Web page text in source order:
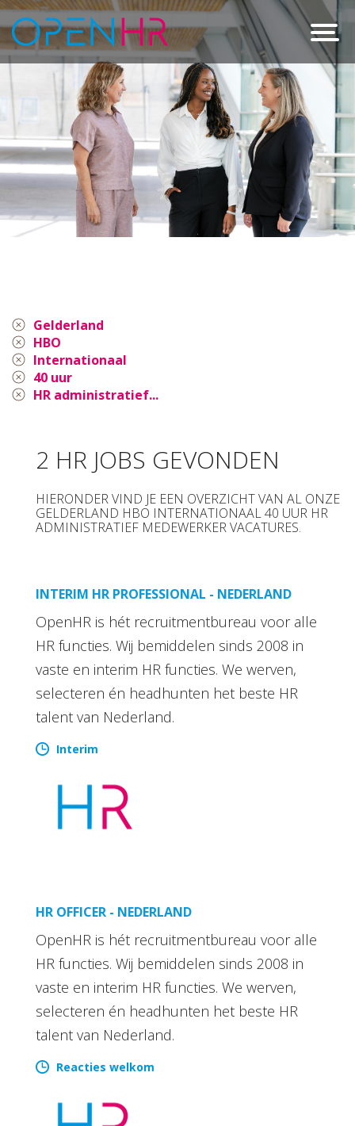
Gelderland
HBO
Internationaal
40 uur
HR administratief...
2 HR JOBS GEVONDEN
HIERONDER VIND JE EEN OVERZICHT VAN AL ONZE
GELDERLAND HBO INTERNATIONAAL 40 UUR HR
ADMINISTRATIEF MEDEWERKER VACATURES.
INTERIM HR PROFESSIONAL - NEDERLAND
OpenHR is hét recruitmentbureau voor alle
HR functies. Wij bemiddelen sinds 2008 in
vaste en interim HR functies. We werven,
selecteren én headhunten het beste HR
talent van Nederland.
Interim
HR OFFICER - NEDERLAND
OpenHR is hét recruitmentbureau voor alle
HR functies. Wij bemiddelen sinds 2008 in
vaste en interim HR functies. We werven,
selecteren én headhunten het beste HR
talent van Nederland.
Reacties welkom